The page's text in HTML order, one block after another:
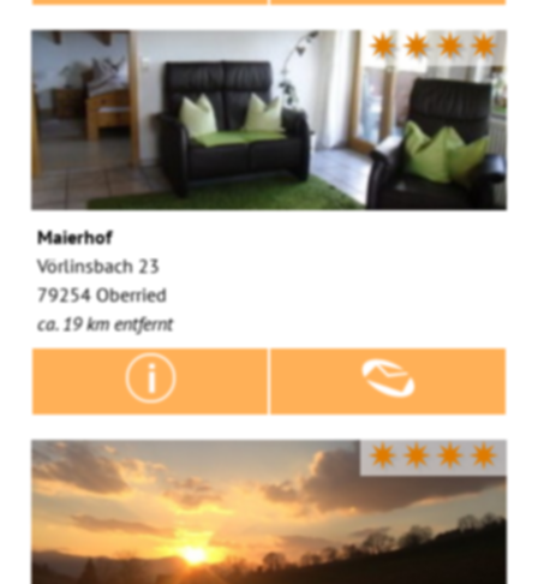
✷✷✷✷
Maierhof
Vörlinsbach 23
79254 Oberried
ca. 19 km entfernt
✷✷✷✷